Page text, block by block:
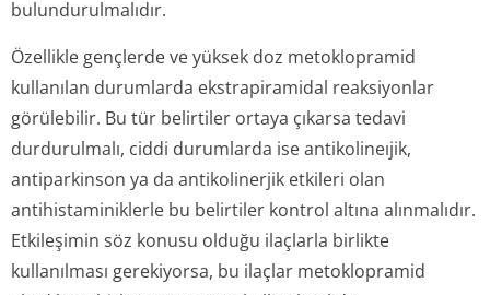
bulundurulmalıdır.
Özellikle gençlerde ve yüksek doz metoklopramid
kullanılan durumlarda ekstrapiramidal reaksiyonlar
görülebilir. Bu tür belirtiler ortaya çıkarsa tedavi
durdurulmalı, ciddi durumlarda ise antikolineıjik,
antiparkinson ya da antikolinerjik etkileri olan
antihistaminiklerle bu belirtiler kontrol altına alınmalıdır.
Etkileşimin söz konusu olduğu ilaçlarla birlikte
kullanılması gerekiyorsa, bu ilaçlar metoklopramid